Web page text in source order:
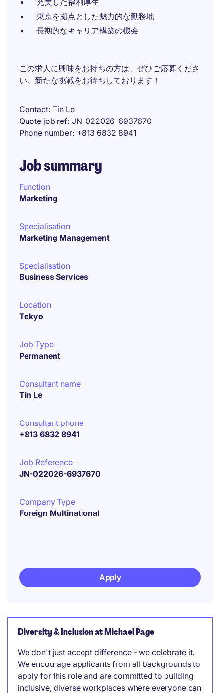
充実した福利厚生
東京を拠点とした魅力的な勤務地
長期的なキャリア構築の機会
この求人に興味をお持ちの方は、ぜひご応募くださ
い。新たな挑戦をお待ちしております！
Contact Tin Le
Quote job ref JN-022026-6937670
Phone number +813 6832 8941
Job summary
Function
Marketing
Specialisation
Marketing Management
Specialisation
Business Services
Location
Tokyo
Job Type
Permanent
Consultant name
Tin Le
Consultant phone
+813 6832 8941
Job Reference
JN-022026-6937670
Company Type
Foreign Multinational
Apply
Diversity & Inclusion at Michael Page
We don't just accept difference - we celebrate it.
We encourage applicants from all backgrounds to
apply for this role and are committed to building
inclusive, diverse workplaces where everyone can